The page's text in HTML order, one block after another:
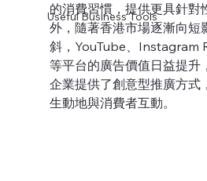
Useful Business Tools
的消費習慣，提供更具針對
外，隨著香港市場逐漸向短
斜，YouTube、Instagram
等平台的廣告價值日益提升
企業提供了創意型推廣方式
生動地與消費者互動。